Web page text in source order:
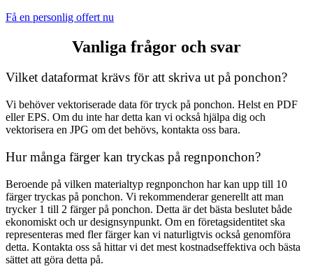
Få en personlig offert nu
Vanliga frågor och svar
Vilket dataformat krävs för att skriva ut på ponchon?
Vi behöver vektoriserade data för tryck på ponchon. Helst en PDF
eller EPS. Om du inte har detta kan vi också hjälpa dig och
vektorisera en JPG om det behövs, kontakta oss bara.
Hur många färger kan tryckas på regnponchon?
Beroende på vilken materialtyp regnponchon har kan upp till 10
färger tryckas på ponchon. Vi rekommenderar generellt att man
trycker 1 till 2 färger på ponchon. Detta är det bästa beslutet både
ekonomiskt och ur designsynpunkt. Om en företagsidentitet ska
representeras med fler färger kan vi naturligtvis också genomföra
detta. Kontakta oss så hittar vi det mest kostnadseffektiva och bästa
sättet att göra detta på.